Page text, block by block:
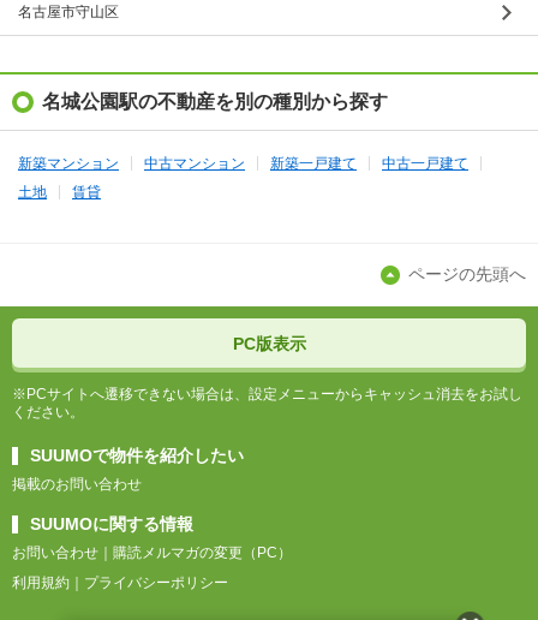
名古屋市守山区
名城公園駅の不動産を別の種別から探す
新築マンション 中古マンション 新築一戸建て
中古一戸建て
土地
賃貸
ページの先頭へ
PC版表示
※PCサイトへ遷移できない場合は、設定メニューからキャッシュ消去をお試し
ください。
SUUMOで物件を紹介したい
掲載のお問い合わせ
SUUMOに関する情報
お問い合わせ
購読メルマガの変更（PC）
利用規約
プライバシーポリシー